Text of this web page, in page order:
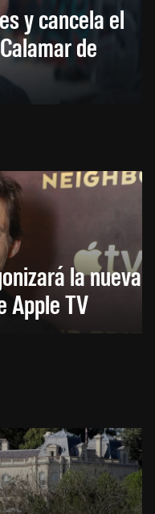
y cancela el
de
la nueva
Apple TV